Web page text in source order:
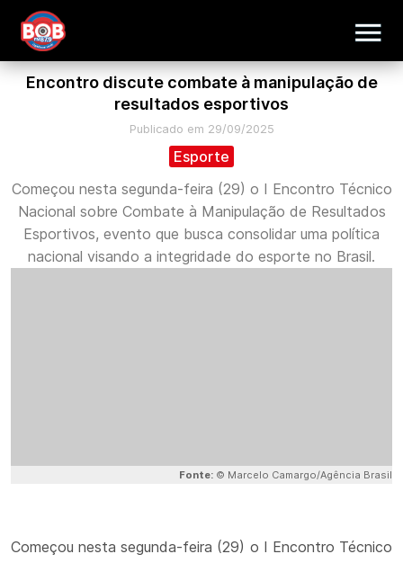
Encontro discute combate à manipulação de
resultados esportivos
Publicado em 29/09/2025
Esporte
Começou nesta segunda-feira (29) o I Encontro Técnico
Nacional sobre Combate à Manipulação de Resultados
Esportivos, evento que busca consolidar uma política
nacional visando a integridade do esporte no Brasil.
Fonte: © Marcelo Camargo/Agência Brasil
Começou nesta segunda-feira (29) o I Encontro Técnico